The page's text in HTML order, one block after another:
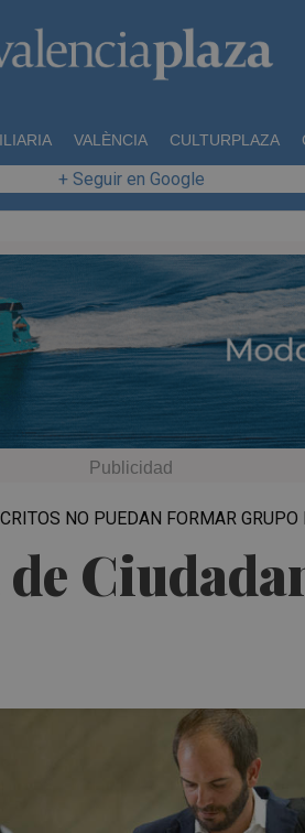
VALÈNCIA CULTURPLAZA
+ Seguir en Google
NO PUEDAN FORMAR GRUPO